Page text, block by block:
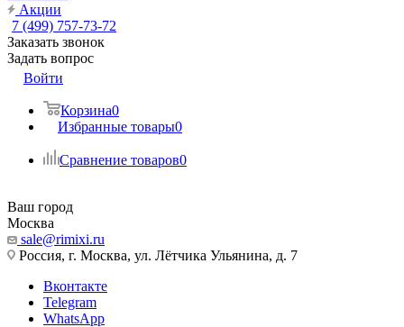
Акции
7 (499) 757-73-72
Заказать звонок
Задать вопрос
Войти
Корзина0
Избранные товары0
Сравнение товаров0
Ваш город
Москва
sale@rimixi.ru
Россия, г. Москва, ул. Лётчика Ульянина, д. 7
Вконтакте
Telegram
WhatsApp